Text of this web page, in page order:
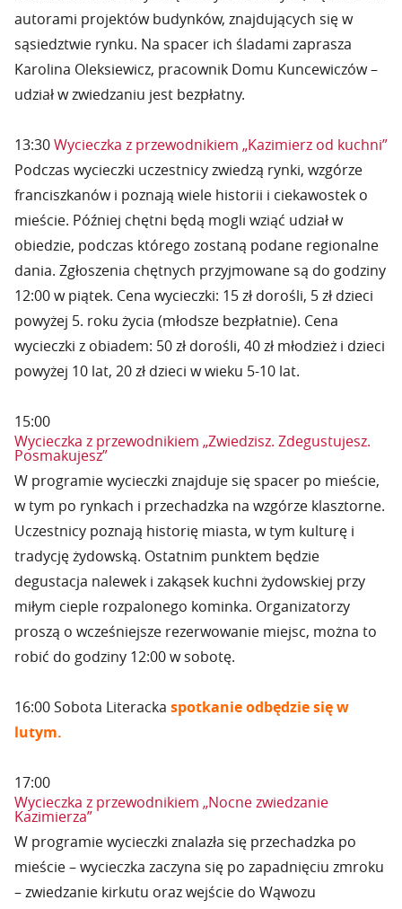
autorami projektów budynków, znajdujących się w
sąsiedztwie rynku. Na spacer ich śladami zaprasza
Karolina Oleksiewicz, pracownik Domu Kuncewiczów –
udział w zwiedzaniu jest bezpłatny.
13:30Wycieczka z przewodnikiem „Kazimierz od kuchni”
Podczas wycieczki uczestnicy zwiedzą rynki, wzgórze
franciszkanów i poznają wiele historii i ciekawostek o
mieście. Później chętni będą mogli wziąć udział w
obiedzie, podczas którego zostaną podane regionalne
dania. Zgłoszenia chętnych przyjmowane są do godziny
12:00 w piątek. Cena wycieczki: 15 zł dorośli, 5 zł dzieci
powyżej 5. roku życia (młodsze bezpłatnie). Cena
wycieczki z obiadem: 50 zł dorośli, 40 zł młodzież i dzieci
powyżej 10 lat, 20 zł dzieci w wieku 5-10 lat.
15:00
Wycieczka z przewodnikiem „Zwiedzisz. Zdegustujesz.
Posmakujesz”
W programie wycieczki znajduje się spacer po mieście,
w tym po rynkach i przechadzka na wzgórze klasztorne.
Uczestnicy poznają historię miasta, w tym kulturę i
tradycję żydowską. Ostatnim punktem będzie
degustacja nalewek i zakąsek kuchni żydowskiej przy
miłym cieple rozpalonego kominka. Organizatorzy
proszą o wcześniejsze rezerwowanie miejsc, można to
robić do godziny 12:00 w sobotę.
16:00 Sobota Literacka spotkanie odbędzie się w
lutym.
17:00
Wycieczka z przewodnikiem „Nocne zwiedzanie
Kazimierza”
W programie wycieczki znalazła się przechadzka po
mieście – wycieczka zaczyna się po zapadnięciu zmroku
– zwiedzanie kirkutu oraz wejście do Wąwozu